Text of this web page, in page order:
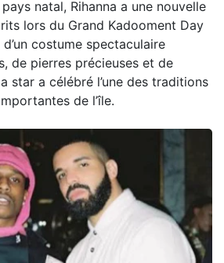
natal, Rihanna a une nouvelle
lors du Grand Kadooment Day
costume spectaculaire
de pierres précieuses et de
star a célébré l’une des traditions
de l’île.